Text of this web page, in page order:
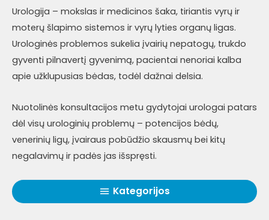
Urologija – mokslas ir medicinos šaka, tiriantis vyrų ir
moterų šlapimo sistemos ir vyrų lyties organų ligas.
Urologinės problemos sukelia įvairių nepatogų, trukdo
gyventi pilnavertį gyvenimą, pacientai nenoriai kalba
apie užklupusias bėdas, todėl dažnai delsia.
Nuotolinės konsultacijos metu gydytojai urologai patars
dėl visų urologinių problemų – potencijos bėdų,
venerinių ligų, įvairaus pobūdžio skausmų bei kitų
negalavimų ir padės jas išspręsti.
Kategorijos